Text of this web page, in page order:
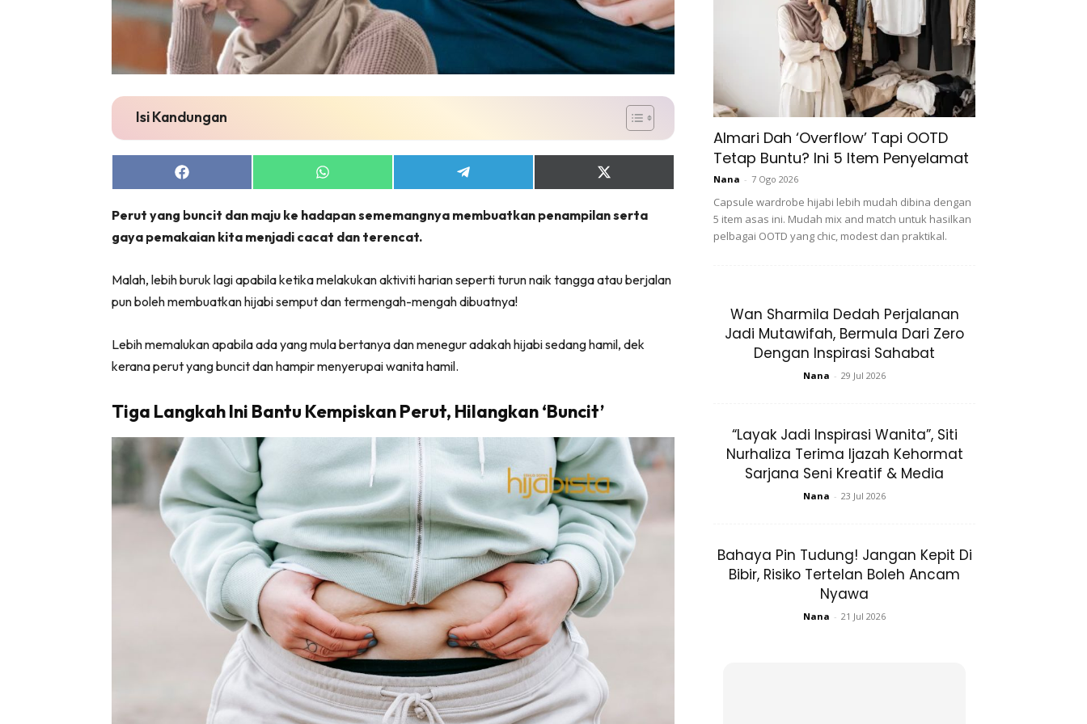
Isi Kandungan
Share
on
Share
on
Share
on
Share
on
(Twitter)
Perut yang buncit dan maju ke hadapan sememangnya membuatkan penampilan serta
gaya pemakaian kita menjadi cacat dan terencat.
Malah, lebih buruk lagi apabila ketika melakukan aktiviti harian seperti turun naik tangga atau berjalan
pun boleh membuatkan hijabi semput dan termengah-mengah dibuatnya!
Lebih memalukan apabila ada yang mula bertanya dan menegur adakah hijabi sedang hamil, dek
kerana perut yang buncit dan hampir menyerupai wanita hamil.
Tiga Langkah Ini Bantu Kempiskan Perut, Hilangkan ‘Buncit’
Almari Dah ‘Overflow’ Tapi OOTD
Tetap Buntu? Ini 5 Item Penyelamat
Nana - 7 Ogo 2026
Capsule wardrobe hijabi lebih mudah dibina dengan
5 item asas ini. Mudah mix and match untuk hasilkan
pelbagai OOTD yang chic, modest dan praktikal.
Wan Sharmila Dedah Perjalanan
Jadi Mutawifah, Bermula Dari Zero
Dengan Inspirasi Sahabat
Nana - 29 Jul 2026
“Layak Jadi Inspirasi Wanita”, Siti
Nurhaliza Terima Ijazah Kehormat
Sarjana Seni Kreatif & Media
Nana - 23 Jul 2026
Bahaya Pin Tudung! Jangan Kepit Di
Bibir, Risiko Tertelan Boleh Ancam
Nyawa
Nana - 21 Jul 2026